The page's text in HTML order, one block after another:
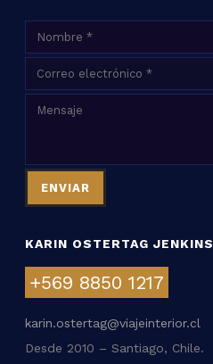
KARIN OSTERTAG JENKINS
+569 8850 1217
karin.ostertag@viajeinterior.cl
Desde 2010 – Santiago, Chile.